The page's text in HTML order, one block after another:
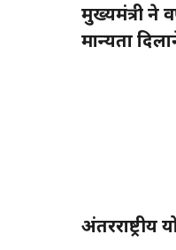
मुख्यमंत्री ने
मान्यता
अंतरराष्ट्रीय